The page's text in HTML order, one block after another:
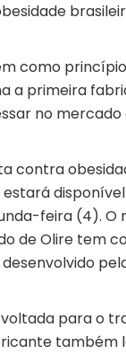
como
a primeira
no
contra
feira (4). O
de Olire tem
para o
também